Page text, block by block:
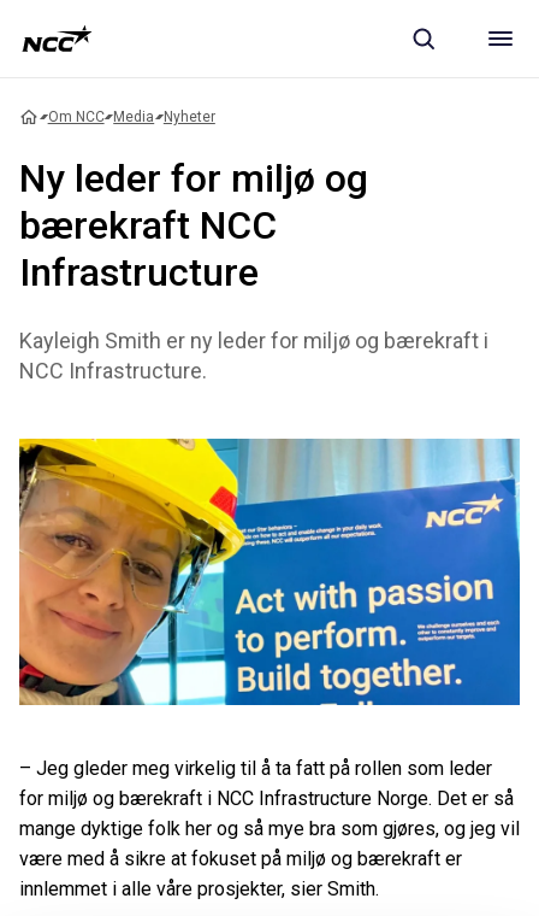
Om NCC Media Nyheter
Ny leder for miljø og
bærekraft NCC
Infrastructure
Kayleigh Smith er ny leder for miljø og bærekraft i
NCC Infrastructure.
– Jeg gleder meg virkelig til å ta fatt på rollen som leder
for miljø og bærekraft i NCC Infrastructure Norge. Det er så
mange dyktige folk her og så mye bra som gjøres, og jeg vil
være med å sikre at fokuset på miljø og bærekraft er
innlemmet i alle våre prosjekter, sier Smith.